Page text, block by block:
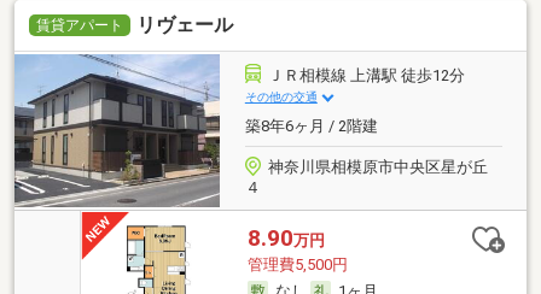
賃貸アパート リヴェール
ＪＲ相模線 上溝駅 徒歩12分
その他の交通
築8年6ヶ月 / 2階建
神奈川県相模原市中央区星が丘
４
8.90万円
管理費5,500円